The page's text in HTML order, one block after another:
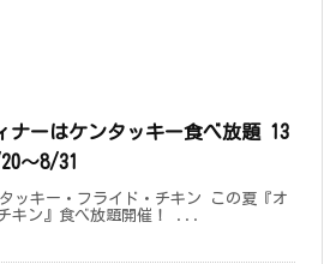
ナーはケンタッキー食べ放題 13
～8/31
ッキー・フライド・チキン この夏『オ
キン』食べ放題開催！ ...